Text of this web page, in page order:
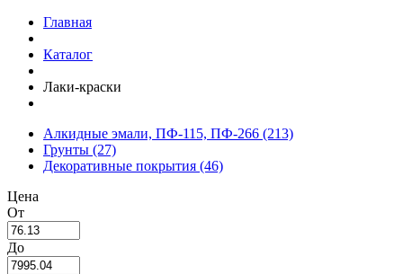
Главная
Каталог
Лаки-краски
Алкидные эмали, ПФ-115, ПФ-266 (213)
Грунты (27)
Декоративные покрытия (46)
Цена
От
До